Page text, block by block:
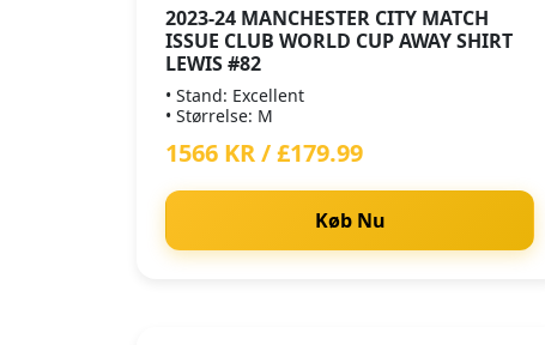
2023-24 MANCHESTER CITY MATCH
ISSUE CLUB WORLD CUP AWAY SHIRT
LEWIS #82
• Stand: Excellent
• Størrelse: M
1566 KR / £179.99
Køb Nu